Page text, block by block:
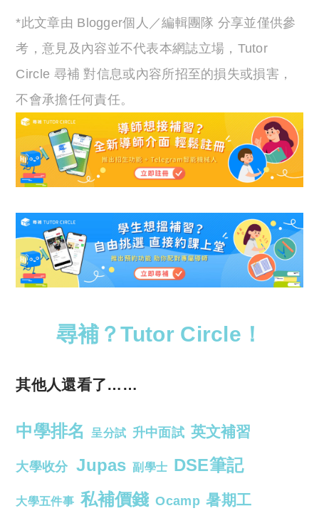
*此文章由 Blogger個人／編輯團隊 分享並僅供參
考，意見及內容並不代表本網誌立場，Tutor
Circle 尋補 對信息或內容所招至的損失或損害，
不會承擔任何責任。
尋補？Tutor Circle！
其他人還看了……
中學排名 呈分試 升中面試 英文補習
大學收分 Jupas 副學士 DSE筆記
大學五件事 私補價錢 Ocamp 暑期工